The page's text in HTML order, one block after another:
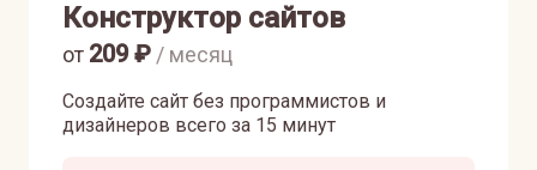
Конструктор сайтов
Создайте сайт без программистов и
дизайнеров всего за 15 минут
от 209₽ / месяц